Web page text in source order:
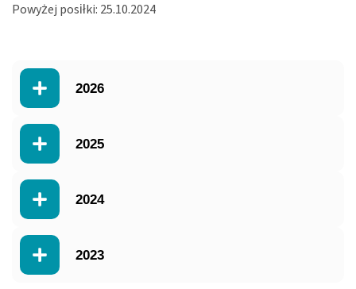
Powyżej posiłki: 25.10.2024
2026
2025
2024
2023